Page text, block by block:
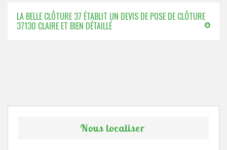
LA BELLE CLÔTURE 37 ÉTABLIT UN DEVIS DE POSE DE CLÔTURE
37130 CLAIRE ET BIEN DÉTAILLÉ
Nous localiser